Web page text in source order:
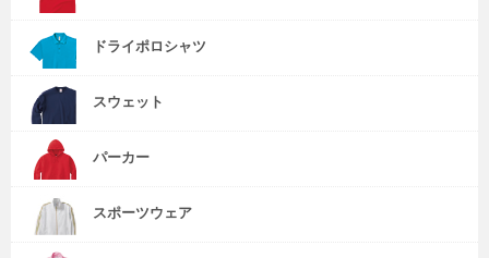
ドライポロシャツ
スウェット
パーカー
スポーツウェア